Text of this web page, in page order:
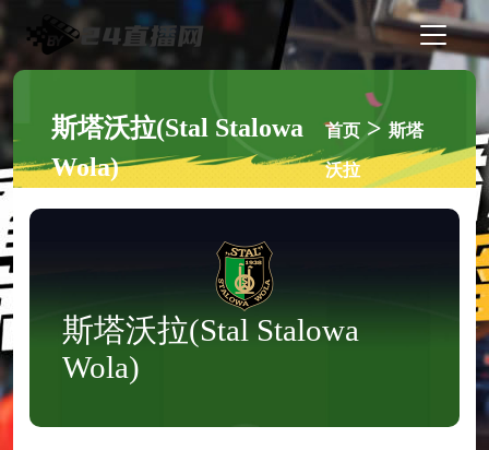
斯塔沃拉(Stal Stalowa
Wola)
首页 >斯塔
沃拉
斯塔沃拉(Stal Stalowa
Wola)